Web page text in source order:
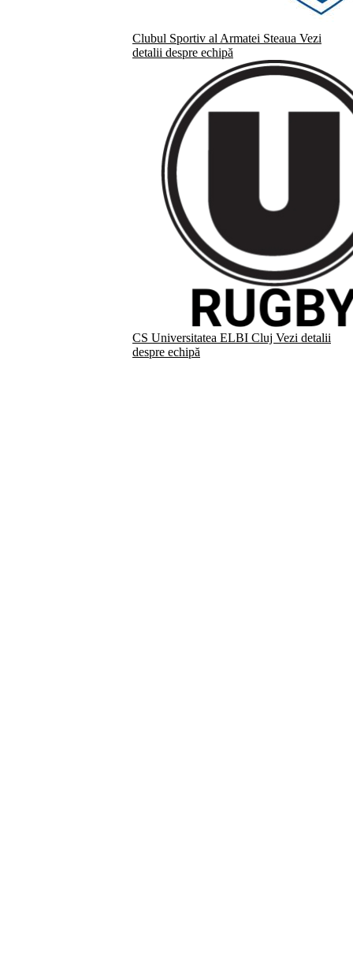
Clubul Sportiv al Armatei Steaua Vezi
detalii despre echipă
CS Universitatea ELBI Cluj Vezi detalii
despre echipă